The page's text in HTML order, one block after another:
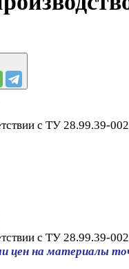
с ТУ 28.99.39-
с ТУ 28.99.39-
цен на материалы